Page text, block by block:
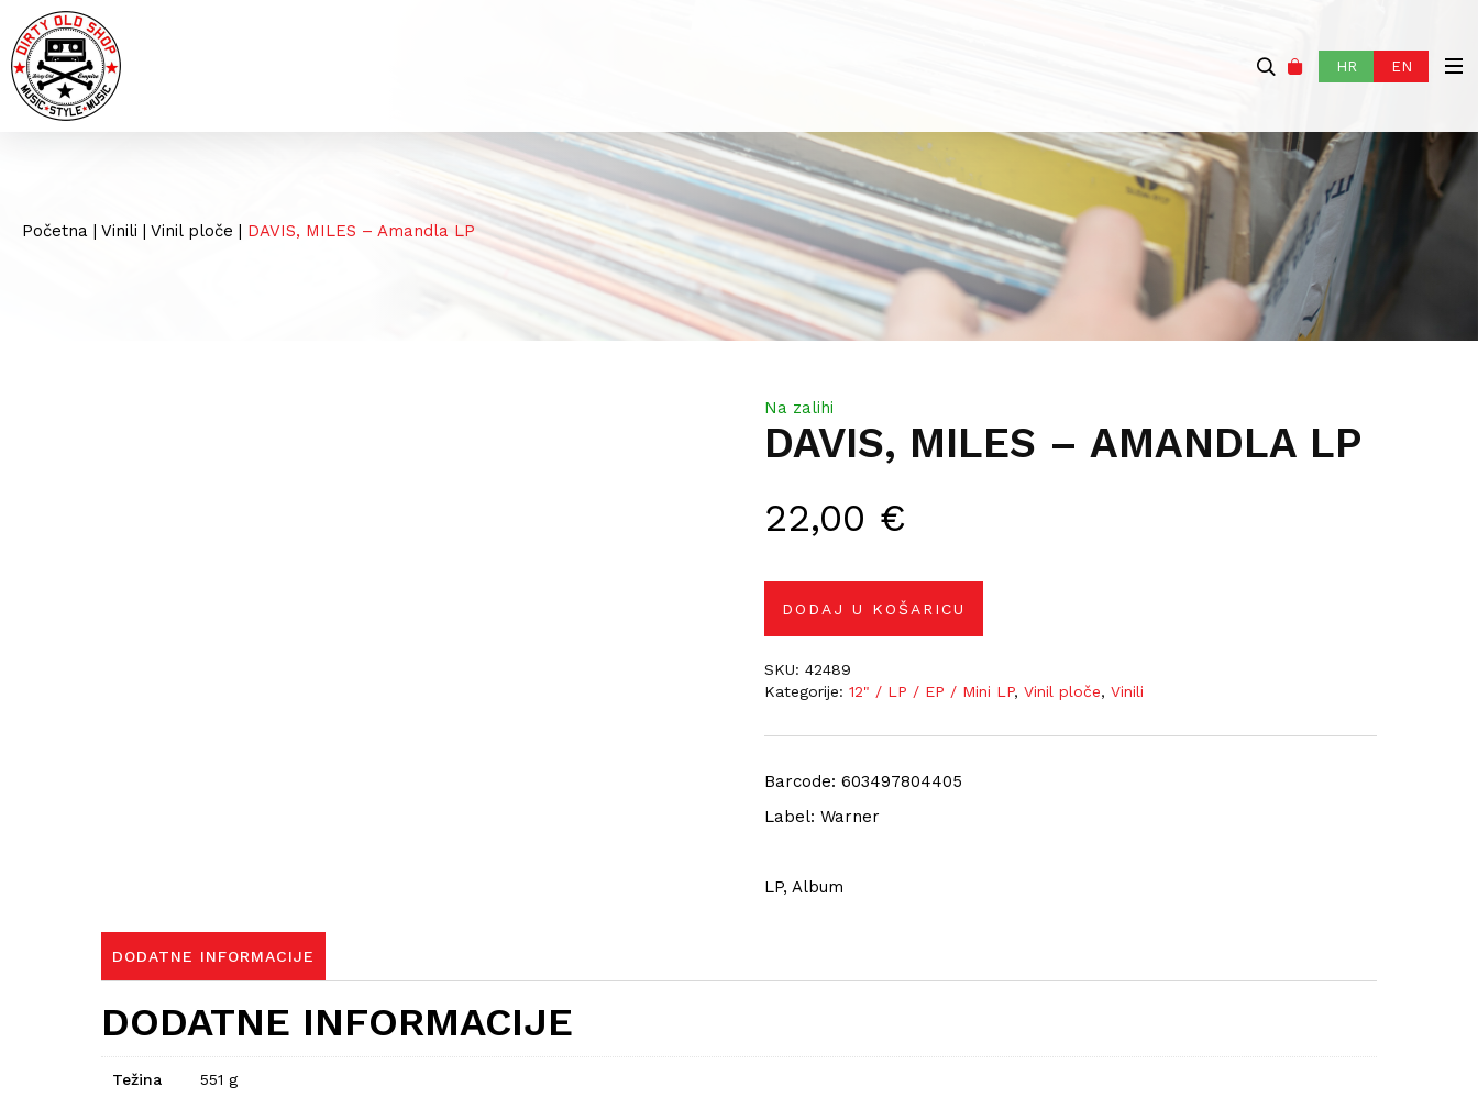
HR EN
Početna | Vinili | Vinil ploče | DAVIS, MILES – Amandla LP
DAVIS, MILES – AMANDLA LP
22,00 €
Barcode: 603497804405
Label: Warner
LP, Album
Na zalihi
DODAJ U KOŠARICU
SKU:42489
Kategorije:12" / LP / EP / Mini LP,Vinil ploče,Vinili
DODATNE INFORMACIJE
DODATNE INFORMACIJE
Težina 551 g